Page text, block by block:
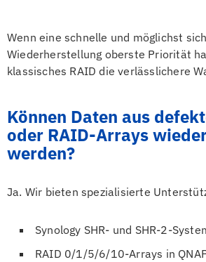
Wenn eine schnelle und möglichst
Wiederherstellung oberste Priorität
klassisches RAID die verlässlichere
Können Daten aus
oder RAID-Arrays
werden?
Ja. Wir bieten spezialisierte
Synology SHR- und SHR-2-
RAID 0/1/5/6/10-Arrays in